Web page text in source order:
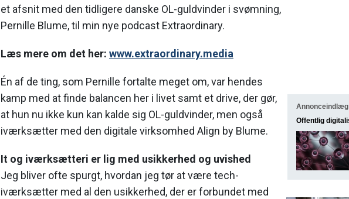
Offentlig
et afsnit med den tidligere danske OL-guldvinder i svømning,
Pernille Blume, til min nye podcast Extraordinary.
Læs mere om det her: www.extraordinary.media
Én af de ting, som Pernille fortalte meget om, var hendes
kamp med at finde balancen her i livet samt et drive, der gør,
at hun nu ikke kun kan kalde sig OL-guldvinder, men også
iværksætter med den digitale virksomhed Align by Blume.
It og iværksætteri er lig med usikkerhed og uvished
Jeg bliver ofte spurgt, hvordan jeg tør at være tech-
iværksætter med al den usikkerhed, der er forbundet med